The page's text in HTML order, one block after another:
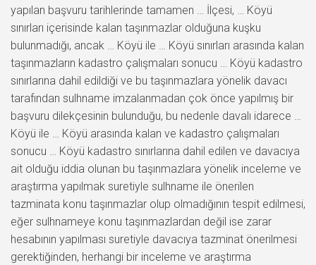
yapılan başvuru tarihlerinde tamamen … İlçesi, … Köyü
sınırları içerisinde kalan taşınmazlar olduğuna kuşku
bulunmadığı, ancak … Köyü ile … Köyü sınırları arasında kalan
taşınmazların kadastro çalışmaları sonucu … Köyü kadastro
sınırlarına dahil edildiği ve bu taşınmazlara yönelik davacı
tarafından sulhname imzalanmadan çok önce yapılmış bir
başvuru dilekçesinin bulunduğu, bu nedenle davalı idarece …
Köyü ile … Köyü arasında kalan ve kadastro çalışmaları
sonucu … Köyü kadastro sınırlarına dahil edilen ve davacıya
ait olduğu iddia olunan bu taşınmazlara yönelik inceleme ve
araştırma yapılmak suretiyle sulhname ile önerilen
tazminata konu taşınmazlar olup olmadığının tespit edilmesi,
eğer sulhnameye konu taşınmazlardan değil ise zarar
hesabının yapılması suretiyle davacıya tazminat önerilmesi
gerektiğinden, herhangi bir inceleme ve araştırma